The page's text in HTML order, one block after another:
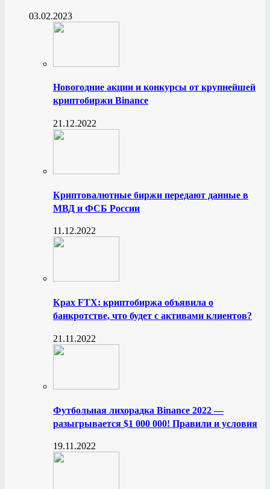
03.02.2023
Новогодние акции и конкурсы от крупнейшей
криптобиржи Binance
21.12.2022
Криптовалютные биржи передают данные в
МВД и ФСБ России
11.12.2022
Крах FTX: криптобиржа объявила о
банкротстве, что будет с активами клиентов?
21.11.2022
Футбольная лихорадка Binance 2022 —
разыгрывается $1 000 000! Правили и условия
19.11.2022